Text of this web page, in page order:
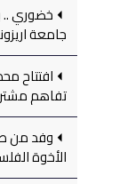
خضوري ..
جامعة
افتتاح
تفاهم
وفد من
الأخوة